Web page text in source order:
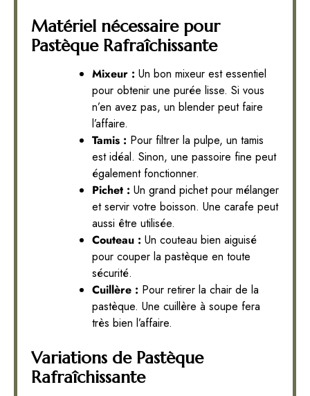
Matériel nécessaire pour
Pastèque Rafraîchissante
Mixeur : Un bon mixeur est essentiel
pour obtenir une purée lisse. Si vous
n’en avez pas, un blender peut faire
l’affaire.
Tamis : Pour filtrer la pulpe, un tamis
est idéal. Sinon, une passoire fine peut
également fonctionner.
Pichet : Un grand pichet pour mélanger
et servir votre boisson. Une carafe peut
aussi être utilisée.
Couteau : Un couteau bien aiguisé
pour couper la pastèque en toute
sécurité.
Cuillère : Pour retirer la chair de la
pastèque. Une cuillère à soupe fera
très bien l’affaire.
Variations de Pastèque
Rafraîchissante